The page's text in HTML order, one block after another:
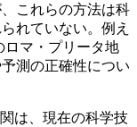
これらの方法は科
れていない。​例え
ロマ・プリータ地
測の正確性につい
は、現在の科学技